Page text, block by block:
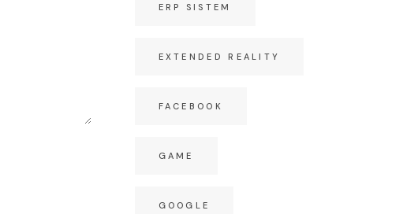
ERP SISTEM
EXTENDED REALITY
FACEBOOK
GAME
GOOGLE